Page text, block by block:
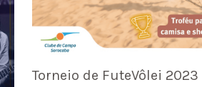
Torneio de FuteVôlei 2023